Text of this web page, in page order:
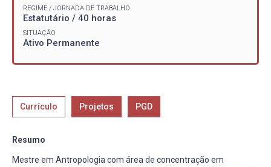
REGIME / JORNADA DE TRABALHO
Estatutário / 40 horas
SITUAÇÃO
Ativo Permanente
Currículo Projetos PGD
Resumo
Mestre em Antropologia com área de concentração em